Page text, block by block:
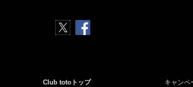
Club totoトップ キャンペ